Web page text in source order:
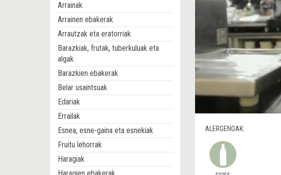
Arrainak
Arrainen ebakerak
Arrautzak eta eratorriak
Barazkiak, frutak, tuberkuluak eta
algak
Barazkien ebakerak
Belar usaintsuak
Edariak
Errailak
Esnea, esne-gaina eta esnekiak
Fruitu lehorrak
Haragiak
ALERGENOAK: